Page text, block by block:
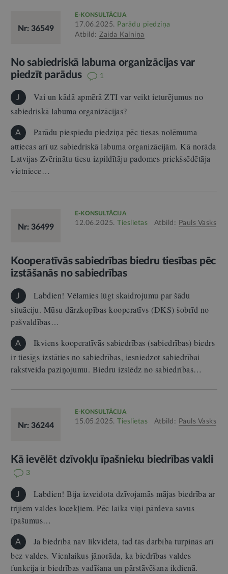
Nr: 36549
E-KONSULTĀCIJA
17.06.2025. Parādu piedziņa
Atbild: Zaida Kalniņa
No sabiedriskā labuma organizācijas var
piedzīt parādus
1
J
Vai un kādā apmērā ZTI var veikt ieturējumus no
sabiedriskā labuma organizācijas?
A
Parādu piespiedu piedziņa pēc tiesas nolēmuma
attiecas arī uz sabiedriskā labuma organizācijām. Kā norāda
Latvijas Zvērinātu tiesu izpildītāju padomes priekšsēdētāja
vietniece…
Nr: 36499
E-KONSULTĀCIJA
12.06.2025. Tieslietas Atbild: Pauls Vasks
Kooperatīvās sabiedrības biedru tiesības pēc
izstāšanās no sabiedrības
J
Labdien! Vēlamies lūgt skaidrojumu par šādu
situāciju. Mūsu dārzkopības kooperatīvs (DKS) šobrīd no
pašvaldības…
A
Ikviens kooperatīvās sabiedrības (sabiedrības) biedrs
ir tiesīgs izstāties no sabiedrības, iesniedzot sabiedrībai
rakstveida paziņojumu. Biedru izslēdz no sabiedrības…
Nr: 36244
E-KONSULTĀCIJA
15.05.2025. Tieslietas Atbild: Pauls Vasks
Kā ievēlēt dzīvokļu īpašnieku biedrības valdi
3
J
Labdien! Bija izveidota dzīvojamās mājas biedrība ar
trijiem valdes locekļiem. Pēc laika viņi pārdeva savus
īpašumus…
A
Ja biedrība nav likvidēta, tad tās darbība turpinās arī
bez valdes. Vienlaikus jānorāda, ka biedrības valdes
funkcija ir biedrības vadīšana un pārstāvēšana ikdienā.